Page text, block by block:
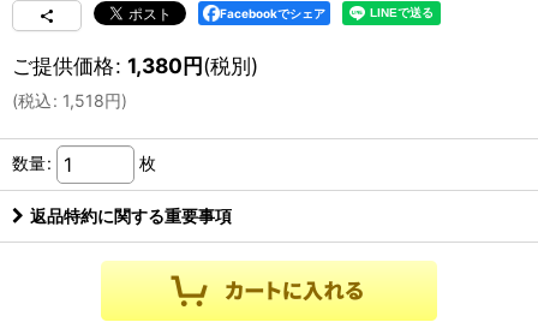
Facebookでシェア
ご提供価格: 1,380円(税別)
(税込: 1,518円)
数量: 枚
返品特約に関する重要事項